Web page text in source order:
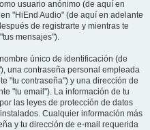
usuario anónimo (de aquí en
"HiEnd Audio" (de aquí en adelante
de registrarte y mientras te
mensajes").
único de identificación (de
una contraseña personal empleada
"tu contraseña") y una dirección de
"tu email"). La información de tu
las leyes de protección de datos
Cualquier información más
y tu dirección de e-mail requerida